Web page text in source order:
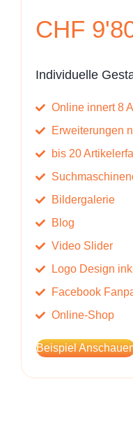
CHF
Individuelle
Online innert 8
Erweiterungen
bis 20
Bildergalerie
Blog
Video Slider
Logo Design
Facebook
Online-Shop
Beispiel